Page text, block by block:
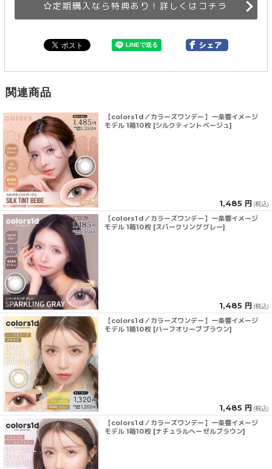
定期購入なら特典あり！詳しくはコチラ
関連商品
【colors1d／カラーズワンデー】一条響イメージ
モデル 1箱10枚 [シルクティントベージュ]
1,485 円 (税込)
【colors1d／カラーズワンデー】一条響イメージ
モデル 1箱10枚 [スパークリンググレー]
1,485 円 (税込)
【colors1d／カラーズワンデー】一条響イメージ
モデル 1箱10枚 [ハーフオリーブブラウン]
1,485 円 (税込)
【colors1d／カラーズワンデー】一条響イメージ
モデル 1箱10枚 [ナチュラルヘーゼルブラウン]